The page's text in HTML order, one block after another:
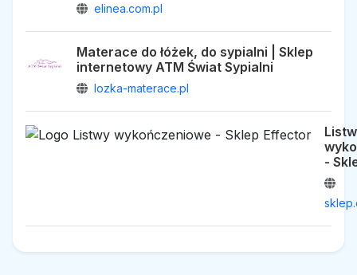
elinea.com.pl
Materace do łóżek, do sypialni | Sklep
internetowy ATM Świat Sypialni
lozka-materace.pl
-